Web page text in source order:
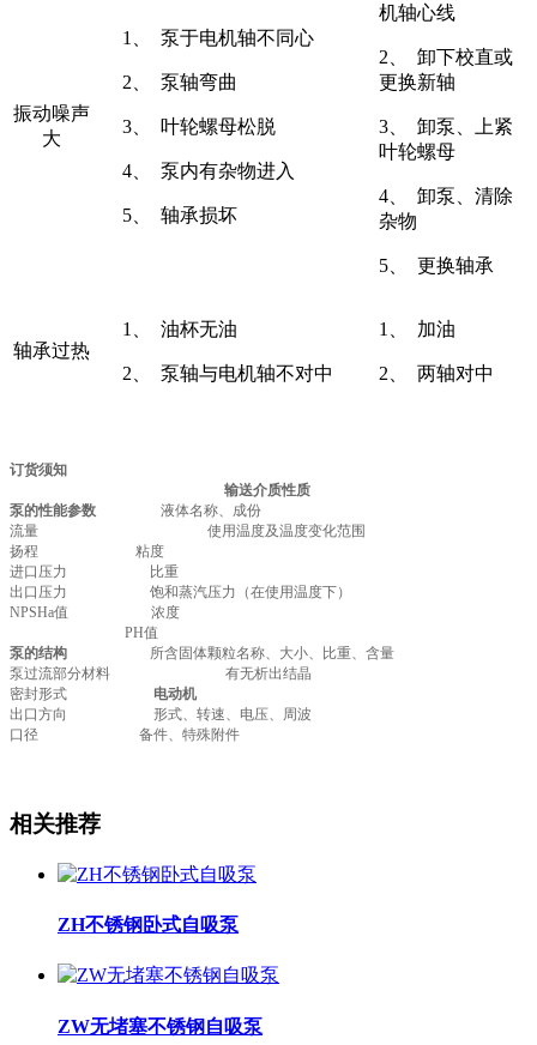
振动噪声
大
1、 泵于电机轴不同心
2、 泵轴弯曲
3、 叶轮螺母松脱
4、 泵内有杂物进入
5、 轴承损坏
机轴心线
2、 卸下校直或
更换新轴
3、 卸泵、上紧
叶轮螺母
4、 卸泵、清除
杂物
5、 更换轴承
轴承过热
1、 油杯无油
2、 泵轴与电机轴不对中
1、 加油
2、 两轴对中
订货须知
输送介质性质
泵的性能参数
液体名称、成份
流量 使用温度及温度变化范围
扬程 粘度
进口压力 比重
出口压力 饱和蒸汽压力（在使用温度下）
NPSHa值 浓度
PH值
泵的结构
所含固体颗粒名称、大小、比重、含量
泵过流部分材料 有无析出结晶
密封形式 电动机
出口方向 形式、转速、电压、周波
口径 备件、特殊附件
相关推荐
ZH不锈钢卧式自吸泵
ZW无堵塞不锈钢自吸泵